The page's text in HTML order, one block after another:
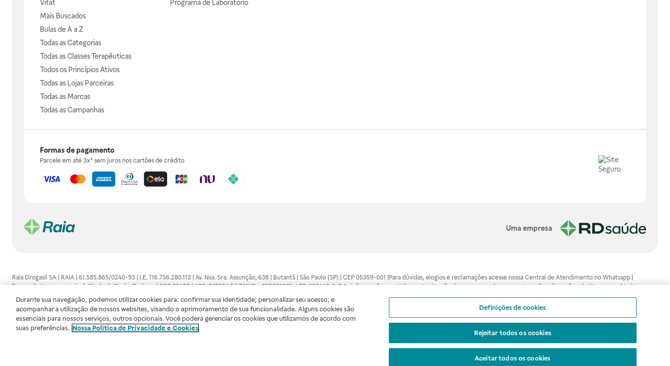
Vitat
Mais Buscados
Bulas de A a Z
Todas as Categorias
Todas as Classes Terapêuticas
Todos os Princípios Ativos
Todas as Lojas Parceiras
Todas as Marcas
Todas as Campanhas
Programa de Laboratório
Formas de pagamento
Parcele em até 3x* sem juros nos cartões de crédito
Uma empresa
Raia Drogasil SA | RAIA | 61.585.865/0240-93 | I.E. 116.756.280.113 | Av. Nsa. Sra. Assunção, 638 | Butantã | São Paulo (SP) | CEP 05359-001 |Para dúvidas, elogios e reclamações acesse nossa Central de Atendimento no Whatsapp
Farmacêutico responsável: Gisele da Penha Barbosa | CRF 89453 | AFE: 7.17094.5 | CMVS - 355030801-477-002443-1-7 As informações contidas neste site não devem ser usadas para automedicação e não substituem, em hipótese
alguma, as orientações dadas pelo profissional da área médica. Somente o médico está apto a diagnosticar qualquer problema de saúde e prescrever o tratamento adequado. Ao persistirem os sintomas, um médico deverá ser
consultado. Os preços e promoções divulgados no site são válidos apenas para compras feitas pela internet. Maiores esclarecimentos, consultar o site: www.anvisa.gov.br . A Raia Drogasil SA trabalha com as tecnologias mais avançadas
de proteção de dados, para que você possa realizar suas compras com tranqüilidade. A privacidade e a segurança dos clientes são compromissos da Raia Drogasil SA. Todos os pedidos efetuados estão sujeitos à confirmação da
disponibilidade de produto em nosso estoque.
Durante sua navegação, podemos utilizar cookies para: confirmar sua identidade; personalizar seu acesso; e
acompanhar a utilização de nossos websites, visando o aprimoramento de sua funcionalidade. Alguns cookies são
essenciais para nossos serviços, outros opcionais. Você poderá gerenciar os cookies que utilizamos de acordo com
suas preferências. Nossa Política de Privacidade e Cookies
Definições de cookies
Rejeitar todos os cookies
Aceitar todos os cookies